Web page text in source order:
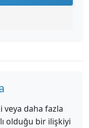
daha fazla
olduğu bir ilişkiyi